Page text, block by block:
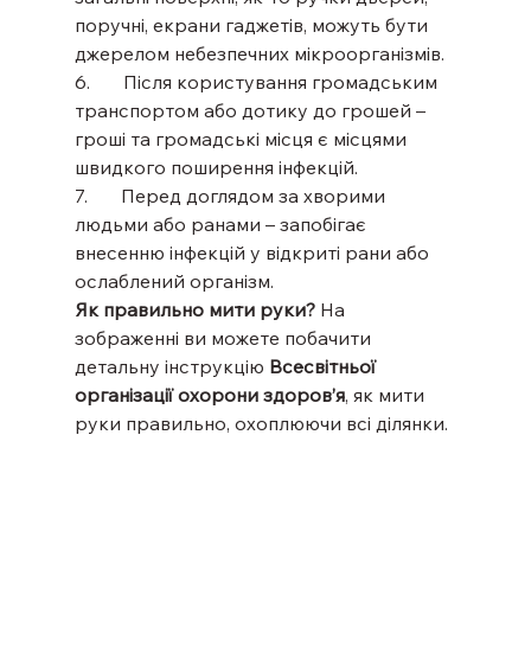
поручні, екрани гаджетів, можуть бути
джерелом небезпечних мікроорганізмів.
6.       Після користування громадським
транспортом або дотику до грошей –
гроші та громадські місця є місцями
швидкого поширення інфекцій.
7.       Перед доглядом за хворими
людьми або ранами – запобігає
внесенню інфекцій у відкриті рани або
ослаблений організм.
Як правильно мити руки? На
зображенні ви можете побачити
детальну інструкцію Всесвітньої
організації охорони здоров’я, як мити
руки правильно, охоплюючи всі ділянки.